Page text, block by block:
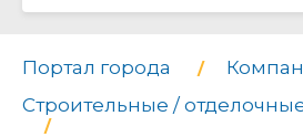
Портал города
Строительные /